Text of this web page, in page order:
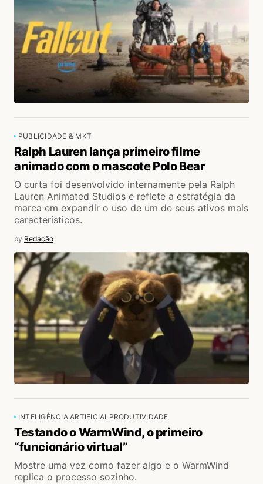
PUBLICIDADE & MKT
Ralph Lauren lança primeiro filme
animado com o mascote Polo Bear
O curta foi desenvolvido internamente pela Ralph
Lauren Animated Studios e reflete a estratégia da
marca em expandir o uso de um de seus ativos mais
característicos.
by Redação
INTELIGÊNCIA ARTIFICIALPRODUTIVIDADE
Testando o WarmWind, o primeiro
“funcionário virtual”
Mostre uma vez como fazer algo e o WarmWind
replica o processo sozinho.